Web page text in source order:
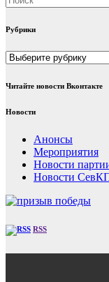
Рубрики
Рубрики
Читайте новости Вконтакте
Новости
Анонсы
Мероприятия
Новости
Новости
RSS